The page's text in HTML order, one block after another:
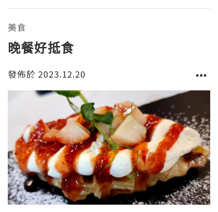
美食
晚餐好抵食
發佈於 2023.12.20